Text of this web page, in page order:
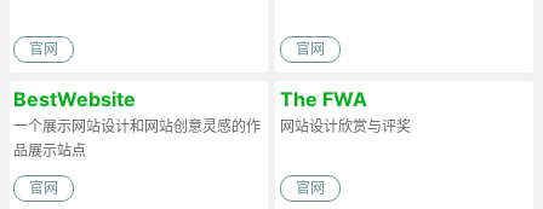
官网 官网
BestWebsite
一个展示网站设计和网站创意灵感的作
品展示站点
官网
The FWA
网站设计欣赏与评奖
官网